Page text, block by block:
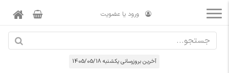
ورود یا عضویت
آخرین بروزرسانی يكشنبه 1405/05/18